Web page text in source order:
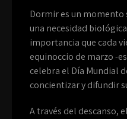
Dormir es un momento
una necesidad
importancia que cada
equinoccio de marzo -
celebra el Día Mundial
concientizar y difundir
A través del descanso,